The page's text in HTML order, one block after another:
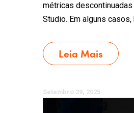
métricas
Studio. Em alguns
Leia Mais
Setembro 29, 2025